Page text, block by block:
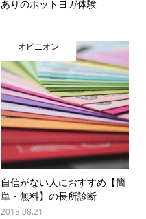
ありのホットヨガ体験
オピニオン
自信がない人におすすめ【簡
単・無料】の長所診断
2018.08.21